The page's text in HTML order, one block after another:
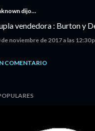
dijo…
vendedora : Burton y
noviembre de 2017 a las 12:30
COMENTARIO